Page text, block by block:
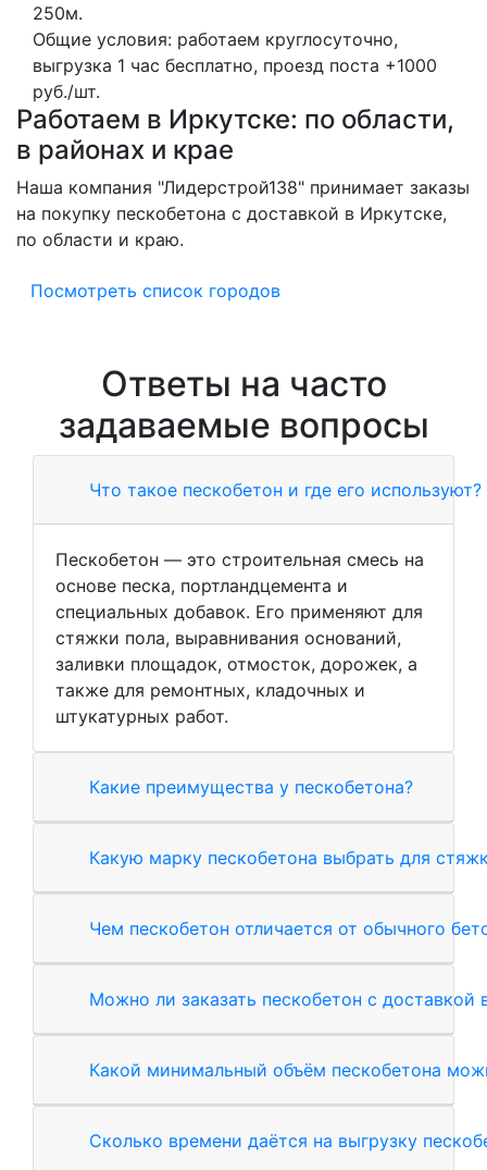
250м.
Общие условия: работаем круглосуточно,
выгрузка 1 час бесплатно, проезд поста +1000
руб./шт.
Работаем в Иркутске: по области,
в районах и крае
Наша компания "Лидерстрой138" принимает заказы
на покупку пескобетона с доставкой в Иркутске,
по области и краю.
Посмотреть список городов
Ответы на часто
задаваемые вопросы
Что такое пескобетон и где его используют?
Пескобетон — это строительная смесь на
основе песка, портландцемента и
специальных добавок. Его применяют для
стяжки пола, выравнивания оснований,
заливки площадок, отмосток, дорожек, а
также для ремонтных, кладочных и
штукатурных работ.
Какие преимущества у пескобетона?
Какую марку пескобетона выбрать для
Чем пескобетон отличается от обычного
Можно ли заказать пескобетон с доставкой
Какой минимальный объём пескобетона
Сколько времени даётся на выгрузку